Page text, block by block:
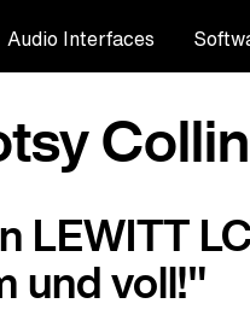
Audio Interfaces
LEWITT
und voll!"